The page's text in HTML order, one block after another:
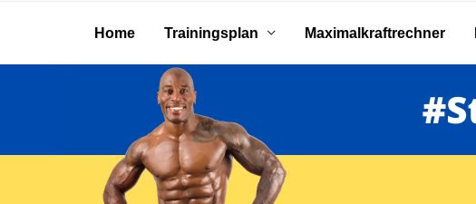
Home Trainingsplan Maximalkraftrechner